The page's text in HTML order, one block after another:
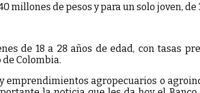
millones de pesos y para un solo joven, de
de 18 a 28 años de edad, con tasas
Colombia.
agropecuarios o